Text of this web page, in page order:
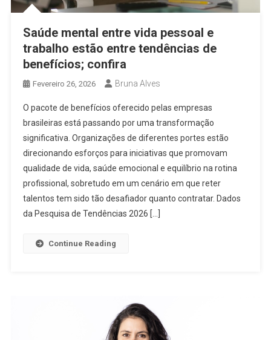
Saúde mental entre vida pessoal e
trabalho estão entre tendências de
benefícios; confira
Fevereiro 26, 2026 Bruna Alves
O pacote de benefícios oferecido pelas empresas
brasileiras está passando por uma transformação
significativa. Organizações de diferentes portes estão
direcionando esforços para iniciativas que promovam
qualidade de vida, saúde emocional e equilíbrio na rotina
profissional, sobretudo em um cenário em que reter
talentos tem sido tão desafiador quanto contratar. Dados
da Pesquisa de Tendências 2026 […]
Continue Reading